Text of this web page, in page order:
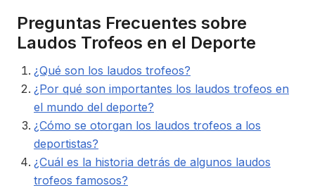
Preguntas Frecuentes sobre
Laudos Trofeos en el Deporte
¿Qué son los laudos trofeos?
¿Por qué son importantes los laudos trofeos en
el mundo del deporte?
¿Cómo se otorgan los laudos trofeos a los
deportistas?
¿Cuál es la historia detrás de algunos laudos
trofeos famosos?